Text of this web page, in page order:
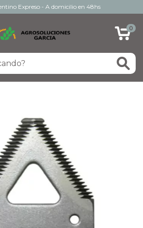
Expreso - A domicilio en 48hs
0